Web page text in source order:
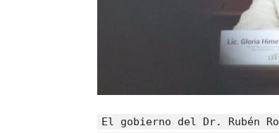
El gobierno del Dr. Rubén